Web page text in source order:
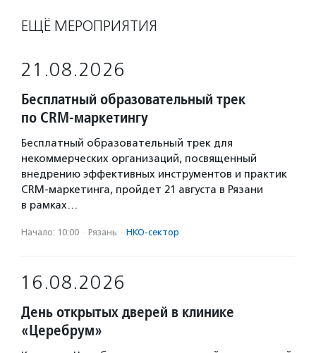
ЕЩЁ МЕРОПРИЯТИЯ
21.08.2026
Бесплатный образовательный трек
по CRM-маркетингу
Бесплатный образовательный трек для
некоммерческих организаций, посвященный
внедрению эффективных инструментов и практик
CRM-маркетинга, пройдет 21 августа в Рязани
в рамках…
Начало: 10:00 · Рязань · НКО-сектор
16.08.2026
День открытых дверей в клинике
«Церебрум»